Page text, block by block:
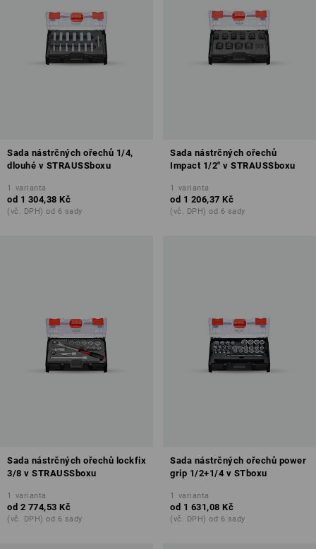
Sada nástrčných ořechů 1/4,
dlouhé v STRAUSSboxu
1 varianta
od 1 304,38 Kč
(vč. DPH) od 6 sady
Sada nástrčných ořechů
Impact 1/2" v STRAUSSboxu
1 varianta
od 1 206,37 Kč
(vč. DPH) od 6 sady
Sada nástrčných ořechů lockfix
3/8 v STRAUSSboxu
1 varianta
od 2 774,53 Kč
(vč. DPH) od 6 sady
Sada nástrčných ořechů power
grip 1/2+1/4 v STboxu
1 varianta
od 1 631,08 Kč
(vč. DPH) od 6 sady